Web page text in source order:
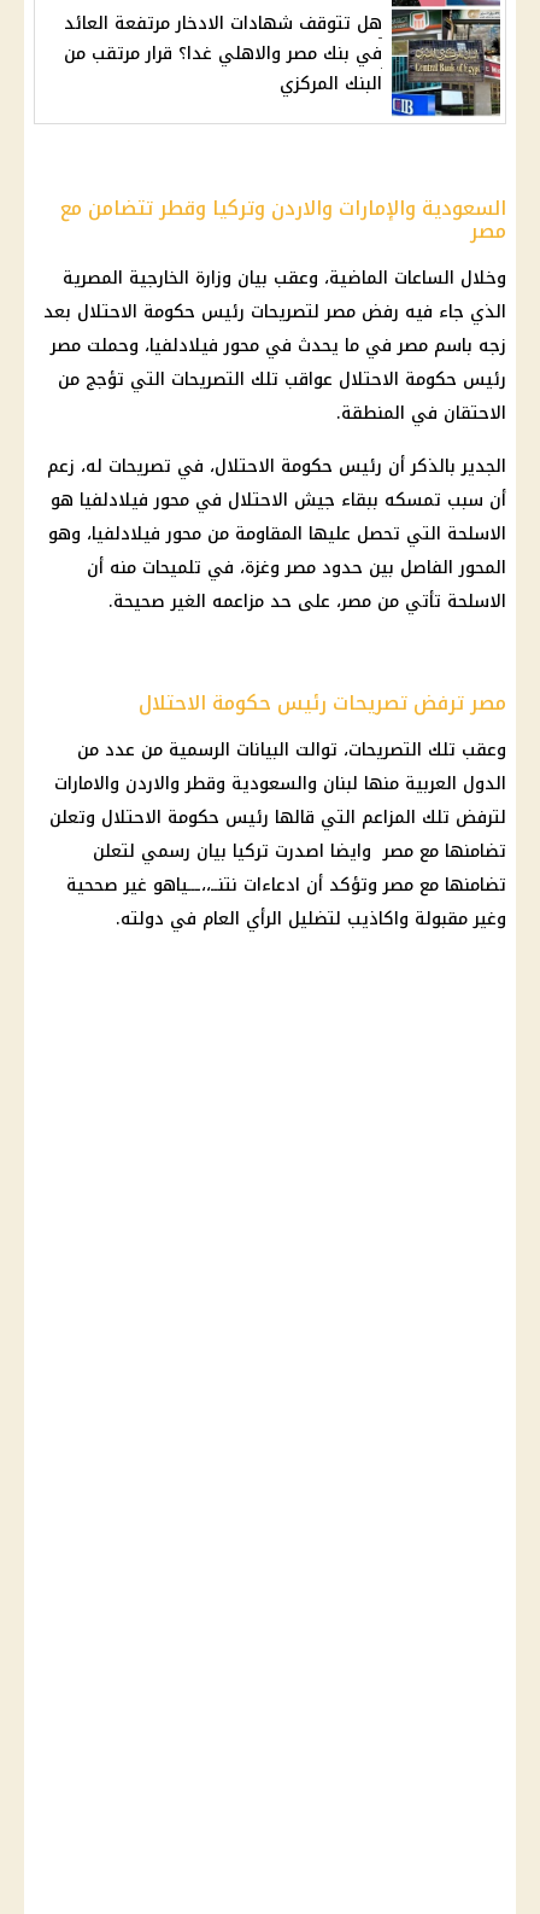
هل تتوقف شهادات الادخار مرتفعة العائد
في بنك مصر والاهلي غدا؟ قرار مرتقب من
البنك المركزي
السعودية والإمارات والاردن وتركيا وقطر تتضامن مع
مصر
وخلال الساعات الماضية، وعقب بيان وزارة الخارجية المصرية
الذي جاء فيه رفض مصر لتصريحات رئيس حكومة الاحتلال بعد
زجه باسم مصر في ما يحدث في محور فيلادلفيا، وحملت مصر
رئيس حكومة الاحتلال عواقب تلك التصريحات التي تؤجج من
الاحتقان في المنطقة.
الجدير بالذكر أن رئيس حكومة الاحتلال، في تصريحات له، زعم
أن سبب تمسكه ببقاء جيش الاحتلال في محور فيلادلفيا هو
الاسلحة التي تحصل عليها المقاومة من محور فيلادلفيا، وهو
المحور الفاصل بين حدود مصر وغزة، في تلميحات منه أن
الاسلحة تأتي من مصر، على حد مزاعمه الغير صحيحة.
مصر ترفض تصريحات رئيس حكومة الاحتلال
وعقب تلك التصريحات، توالت البيانات الرسمية من عدد من
الدول العربية منها لبنان والسعودية وقطر والاردن والامارات
لترفض تلك المزاعم التي قالها رئيس حكومة الاحتلال وتعلن
تضامنها مع مصر وايضا اصدرت تركيا بيان رسمي لتعلن
تضامنها مع مصر وتؤكد أن ادعاءات نتنــ،،ـــياهو غير صححية
وغير مقبولة واكاذيب لتضليل الرأي العام في دولته.